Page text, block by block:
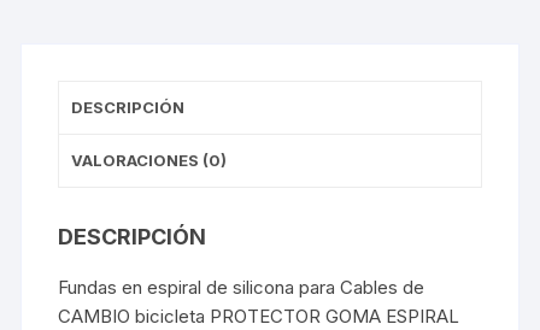
cantidad
DESCRIPCIÓN
VALORACIONES (0)
DESCRIPCIÓN
Fundas en espiral de silicona para Cables de
CAMBIO bicicleta PROTECTOR GOMA ESPIRAL